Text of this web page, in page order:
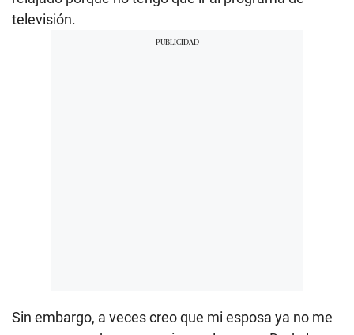
televisión.
Sin embargo, a veces creo que mi esposa ya no me